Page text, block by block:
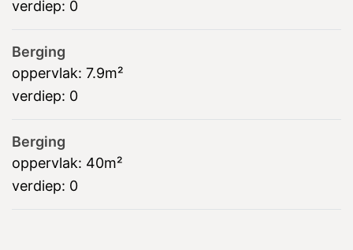
verdiep: 0
Berging
oppervlak: 7.9m²
verdiep: 0
Berging
oppervlak: 40m²
verdiep: 0